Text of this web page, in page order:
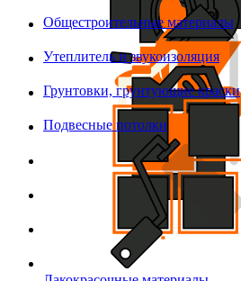
Общестроительные материалы
Утеплитель и звукоизоляция
Грунтовки, грунтующие краски
Подвесные потолки